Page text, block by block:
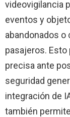
videovigilancia
eventos y
abandonados
pasajeros.
precisa ante
seguridad
integración de
también